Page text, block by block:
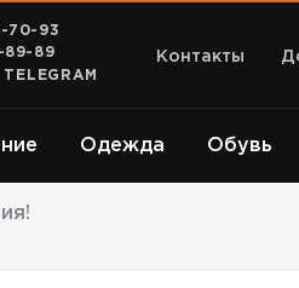
70-93
89-89
Контакты
Одежда Обувь